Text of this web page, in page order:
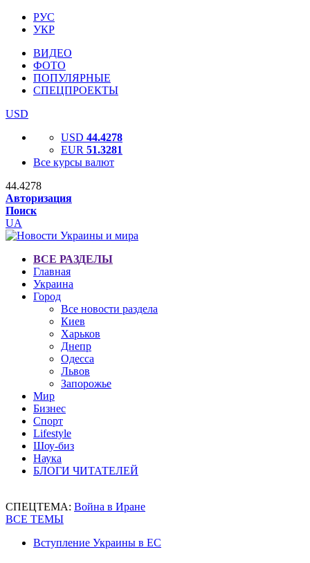
РУС
УКР
ВИДЕО
ФОТО
ПОПУЛЯРНЫЕ
СПЕЦПРОЕКТЫ
USD
USD 44.4278
EUR 51.3281
Все курсы валют
44.4278
Авторизация
Поиск
UA
ВСЕ РАЗДЕЛЫ
Главная
Украина
Город
Все новости раздела
Киев
Харьков
Днепр
Одесса
Львов
Запорожье
Мир
Бизнес
Спорт
Lifestyle
Шоу-биз
Наука
БЛОГИ ЧИТАТЕЛЕЙ
СПЕЦТЕМА: Война в Иране
ВСЕ ТЕМЫ
Вступление Украины в ЕС